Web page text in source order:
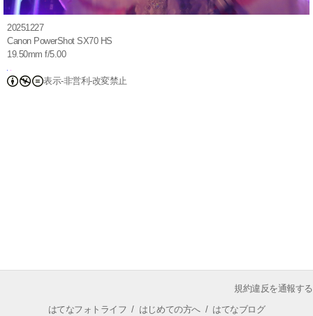
20251227
Canon PowerShot SX70 HS
19.50mm f/5.00
表示-非営利-改変禁止
規約違反を通報する
はてなフォトライフ / はじめての方へ/ はてなブログ